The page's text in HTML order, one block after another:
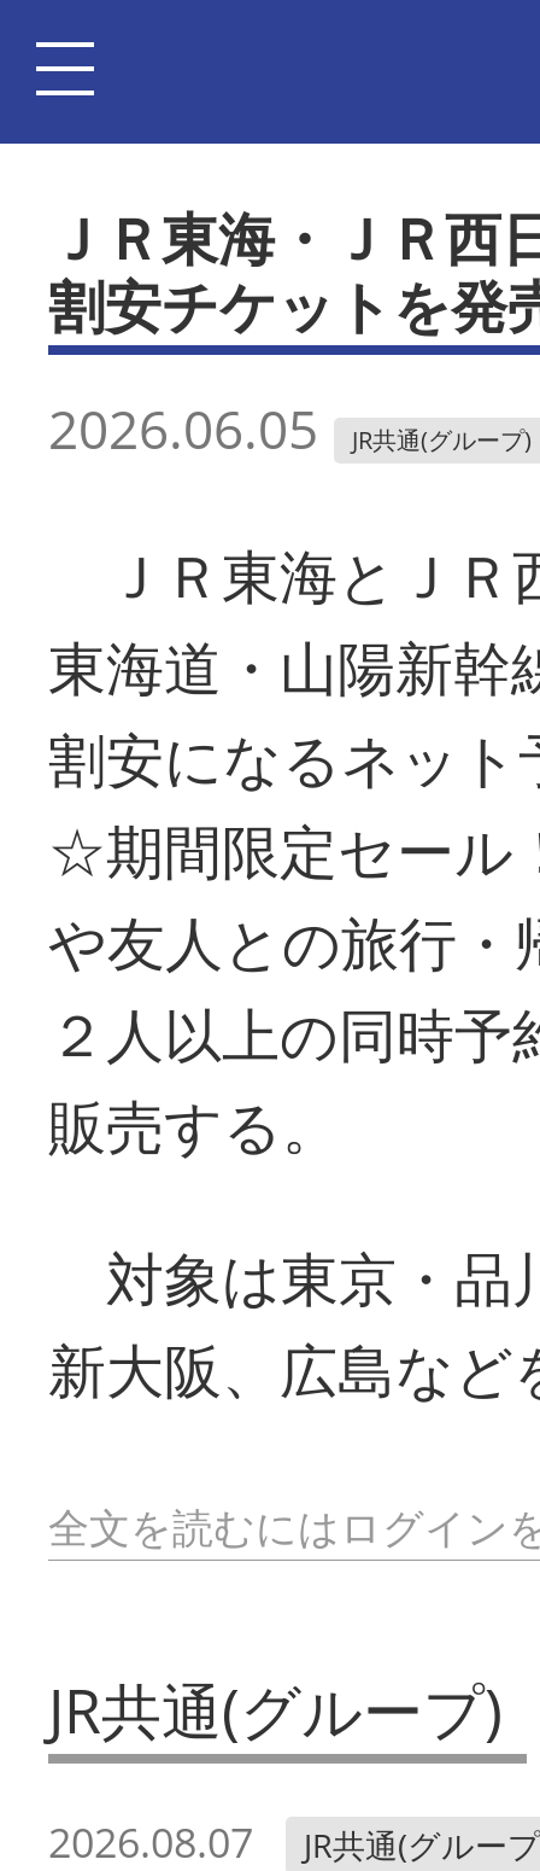
ＪＲ東海・ＪＲ
割安チケットを発
2026.06.05 JR共通(グループ)
ＪＲ東海とＪＲ
東海道・山陽新幹
割安になるネット
☆期間限定セール
や友人との旅行
２人以上の同時
販売する。
対象は東京・品
新大阪、広島など
全文を読むにはログイン
JR共通(グループ)
2026.08.07 JR共通(グルー